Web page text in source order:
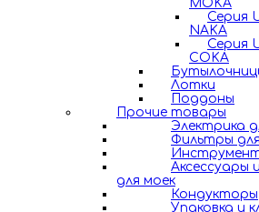
MOKA
Серия
NAKA
Серия
COKA
Лотки
Поддоны
Прочие товары
Электрика
Фильтры
Аксессуары
для моек
Кондукторы
Упаковка и